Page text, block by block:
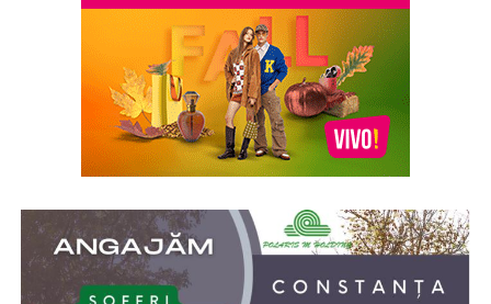
de smochină, cocos și lemn de santal sunt perfecte
pentru serile de vară.
Indiferent de preferințe, sezonul cald este momentul
ideal să experimentezi și să descoperi parfumuri
inspirate din universul parfumeriei de nișă. Iar colecția
ingredientele premium, creativitatea și accesibilitatea
pot exista în aceeași sticlă.
(Advertorial)